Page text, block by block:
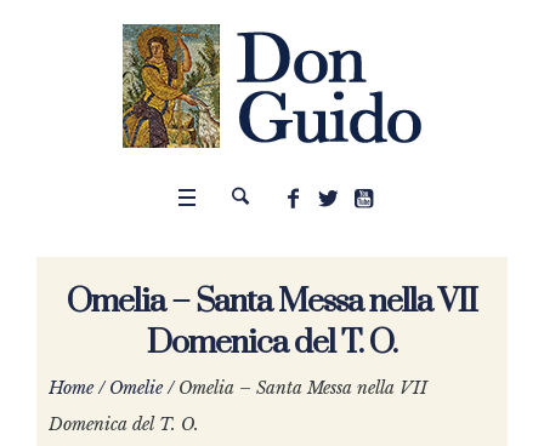
Omelia – Santa Messa nella VII
Domenica del T. O.
Home /Omelie /Omelia – Santa Messa nella VII
Domenica del T. O.